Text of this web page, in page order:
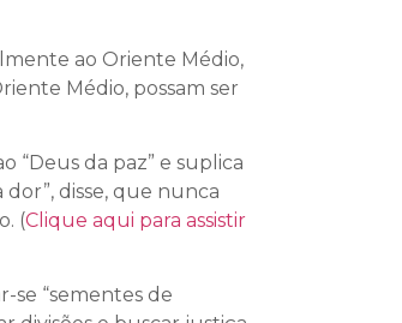
ao Oriente Médio,
Médio, possam ser
“Deus da paz” e suplica
dor”, disse, que nunca
(Clique aqui para assistir
se “sementes de